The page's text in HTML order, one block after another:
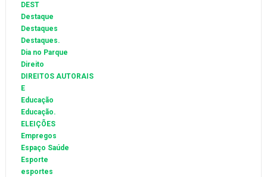
DEST
Destaque
Destaques
Destaques.
Dia no Parque
Direito
DIREITOS AUTORAIS
E
Educação
Educação.
ELEIÇÕES
Empregos
Espaço Saúde
Esporte
esportes